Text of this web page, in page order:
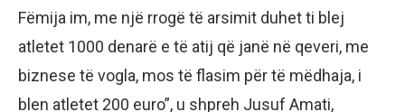
Fëmija im, me një rrogë të arsimit duhet ti blej
atletet 1000 denarë e të atij që janë në qeveri, me
biznese të vogla, mos të flasim për të mëdhaja, i
blen atletet 200 euro”, u shpreh Jusuf Amati,